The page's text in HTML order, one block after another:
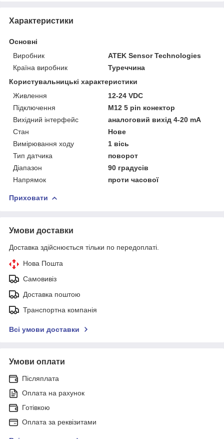
Характеристики
Основні
Виробник
ATEK Sensor Technologies
Країна виробник
Туреччина
Користувальницькі характеристики
Живлення
12-24 VDC
Підключення
M12 5 pin конектор
Вихідний інтерфейс
аналоговий вихід 4-20 mA
Стан
Нове
Вимірювання ходу
1 вісь
Тип датчика
поворот
Діапазон
90 градусів
Напрямок
проти часової
Приховати
Умови доставки
Доставка здійснюється тільки по передоплаті.
Нова Пошта
Самовивіз
Доставка поштою
Транспортна компанія
Всі умови доставки
Умови оплати
Післяплата
Оплата на рахунок
Готівкою
Оплата за реквізитами